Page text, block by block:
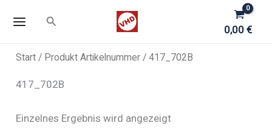
Inhalt
Suchen
0,00€
Start / Produkt Artikelnummer / 417_702B
417_702B
Einzelnes Ergebnis wird angezeigt